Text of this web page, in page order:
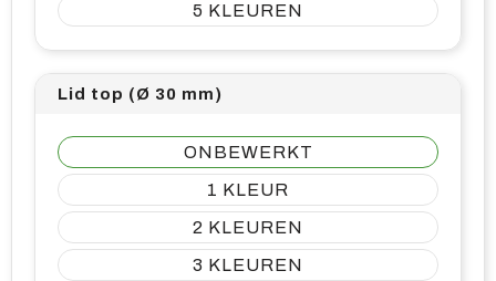
5
Lid top (Ø 30 mm)
ONBEWERKT
1
2
3